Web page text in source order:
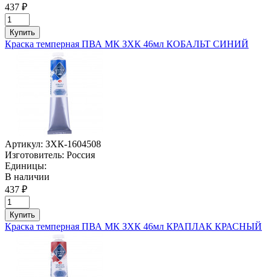
437 ₽
Купить
Краска темперная ПВА МК ЗХК 46мл КОБАЛЬТ СИНИЙ
Артикул: ЗХК-1604508
Изготовитель: Россия
Единицы:
В наличии
437 ₽
Купить
Краска темперная ПВА МК ЗХК 46мл КРАПЛАК КРАСНЫЙ